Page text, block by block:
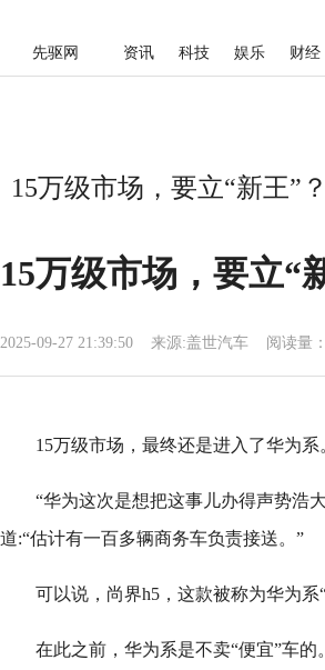
先驱网 资讯 科技 娱乐 财经
15万级市场，要立“新王”
15万级市场，要立“
2025-09-27 21:39:50 来源:盖世汽车 阅读量
15万级市场，最终还是进入了华为系
“华为这次是想把这事儿办得声势浩
道:“估计有一百多辆商务车负责接送。”
可以说，尚界h5，这款被称为华为
在此之前，华为系是不卖“便宜”车的。